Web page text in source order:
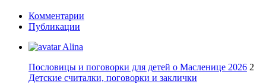
Комментарии
Публикации
Alina
Пословицы и поговорки для детей о Масленице 2026 2
Детские считалки, поговорки и заклички